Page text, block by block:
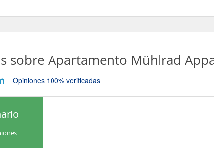
sobre Apartamento Mühlrad
Opiniones 100% verificadas